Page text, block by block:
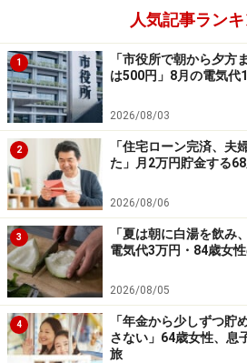
※シニアの旅行費用をはじめ、投
さんのお金のエピソードをお寄せ
の採用で3000円分のAmazonギフ
ント。応募は
こちらから
ーーーーーーーーーーーーーーーー
※本文カッコ内の回答者コメント
す
※エピソードは投稿者の当時のも
ビスや金額などの情報が異なるこ
※投稿エピソードのため、内容の
ではございません
人気記事ラン
1
「市役所で朝から夕方
は500円」8月の電気代
2026/08/03
2
「住宅ローン完済、夫
た」月2万円貯金する
2026/08/06
3
「夏は朝に白湯を飲み
電気代3万円・84歳女
2026/08/05
4
「年金から少しずつ貯
さない」64歳女性、息
旅